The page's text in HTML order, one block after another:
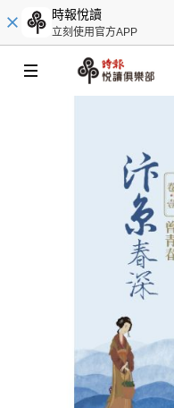
時報悅讀
立刻使用官方APP